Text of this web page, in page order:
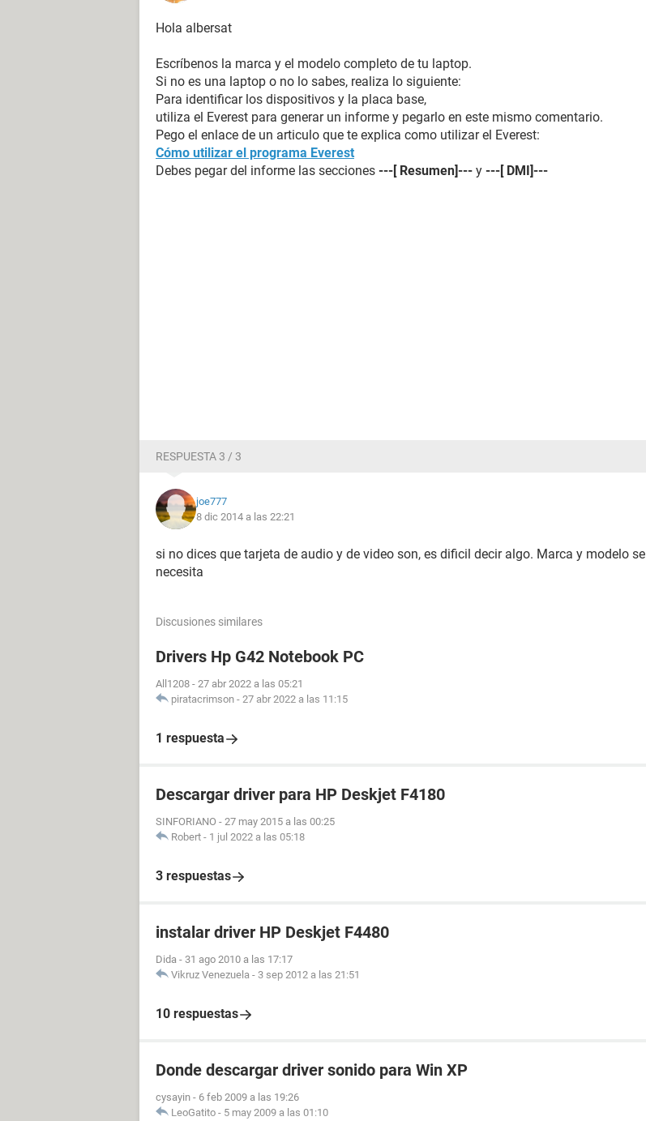
Hola albersat
Escríbenos la marca y el modelo completo de tu laptop.
Si no es una laptop o no lo sabes, realiza lo siguiente:
Para identificar los dispositivos y la placa base,
utiliza el Everest para generar un informe y pegarlo en este mismo comentario.
Pego el enlace de un articulo que te explica como utilizar el Everest:
Cómo utilizar el programa Everest
Debes pegar del informe las secciones ---[ Resumen]--- y ---[ DMI]---
RESPUESTA 3 / 3
joe777
8 dic 2014 a las 22:21
si no dices que tarjeta de audio y de video son, es dificil decir algo. Marca y modelo se
necesita
Discusiones similares
Drivers Hp G42 Notebook PC
All1208 - 27 abr 2022 a las 05:21
piratacrimson - 27 abr 2022 a las 11:15
1 respuesta
Descargar driver para HP Deskjet F4180
SINFORIANO - 27 may 2015 a las 00:25
Robert - 1 jul 2022 a las 05:18
3 respuestas
instalar driver HP Deskjet F4480
Dida - 31 ago 2010 a las 17:17
Vikruz Venezuela - 3 sep 2012 a las 21:51
10 respuestas
Donde descargar driver sonido para Win XP
cysayin - 6 feb 2009 a las 19:26
LeoGatito - 5 may 2009 a las 01:10